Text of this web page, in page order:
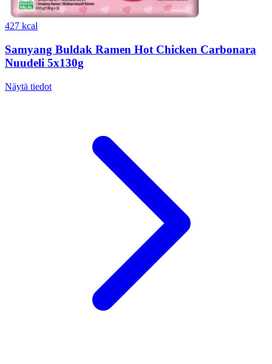
427 kcal
Samyang Buldak Ramen Hot Chicken Carbonara
Nuudeli 5x130g
Näytä tiedot